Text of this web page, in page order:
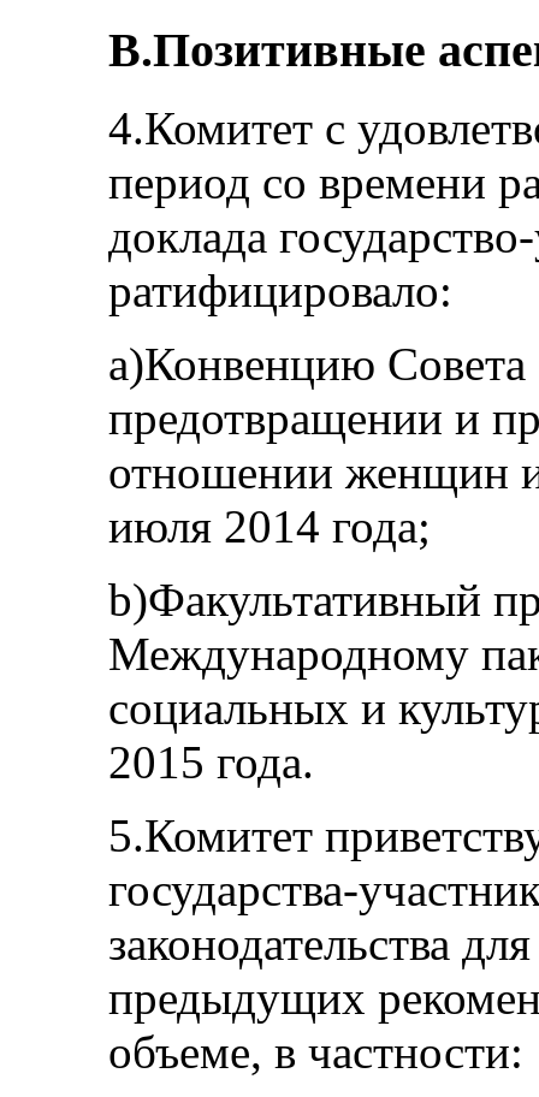
B.Позитивные
4.Комитет с
период со времени
доклада
ратифицировало:
а)Конвенцию
предотвращении и
отношении женщин
июля 2014 года;
b)Факультативный
Международному
социальных и
2015 года.
5.Комитет
государства-
законодательства
предыдущих
объеме, в частности: